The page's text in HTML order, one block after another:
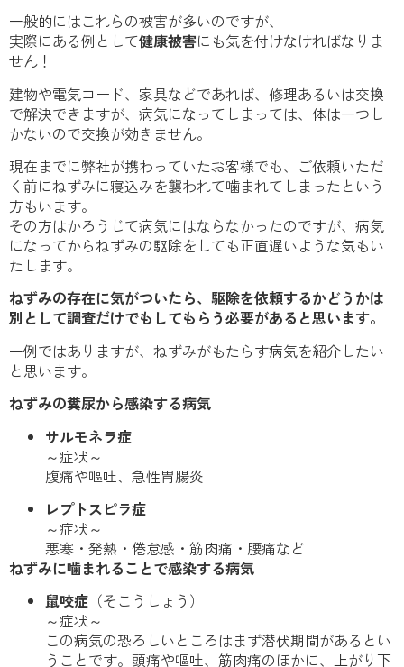
一般的にはこれらの被害が多いのですが、
実際にある例として健康被害にも気を付けなければなりま
せん！
建物や電気コード、家具などであれば、修理あるいは交換
で解決できますが、病気になってしまっては、体は一つし
かないので交換が効きません。
現在までに弊社が携わっていたお客様でも、ご依頼いただ
く前にねずみに寝込みを襲われて噛まれてしまったという
方もいます。
その方はかろうじて病気にはならなかったのですが、病気
になってからねずみの駆除をしても正直遅いような気もい
たします。
ねずみの存在に気がついたら、駆除を依頼するかどうかは
別として調査だけでもしてもらう必要があると思います。
一例ではありますが、ねずみがもたらす病気を紹介したい
と思います。
ねずみの糞尿から感染する病気
サルモネラ症
～症状～
腹痛や嘔吐、急性胃腸炎
レプトスピラ症
～症状～
悪寒・発熱・倦怠感・筋肉痛・腰痛など
ねずみに噛まれることで感染する病気
鼠咬症 （そこうしょう）
～症状～
この病気の恐ろしいところはまず潜伏期間があるとい
うことです。頭痛や嘔吐、筋肉痛のほかに、上がり下